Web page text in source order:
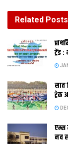
पटना। नगर पंचायत
मे वार्ड पार्षद क
29 दिसंबर अछि।
नामांकन वापस लेल
Related Posts
ट्रेंड
सात
ट्रेक
एम्स
नव